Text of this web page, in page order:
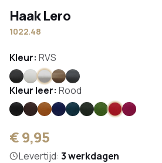
Haak Lero
1022.48
Kleur: RVS
Zwart
WitRVSBronsAntraciet
Kleur leer: Rood
ZwartBruinLichtbruin
BlauwBlauw groen
Donker groen
Appel groen
RoodRoze
€ 9,95
Levertijd: 3 werkdagen